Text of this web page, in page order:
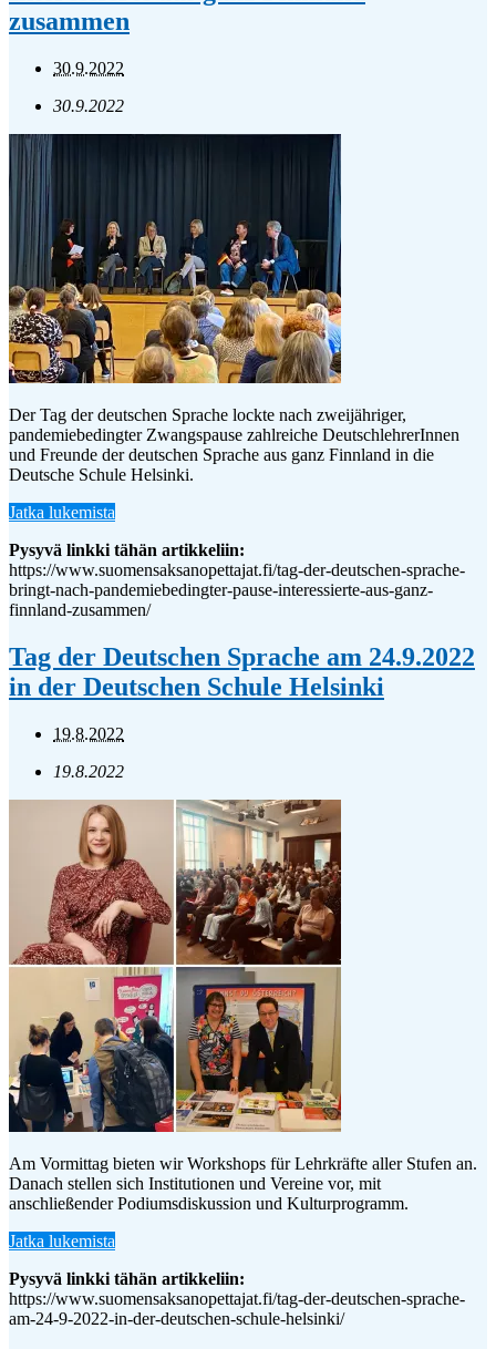
zusammen
30.9.2022
30.9.2022
Der Tag der deutschen Sprache lockte nach zweijähriger,
pandemiebedingter Zwangspause zahlreiche DeutschlehrerInnen
und Freunde der deutschen Sprache aus ganz Finnland in die
Deutsche Schule Helsinki.
Jatka lukemista
Pysyvä linkki tähän artikkeliin:
https://www.suomensaksanopettajat.fi/tag-der-deutschen-sprache-
bringt-nach-pandemiebedingter-pause-interessierte-aus-ganz-
finnland-zusammen/
Tag der Deutschen Sprache am 24.9.2022
in der Deutschen Schule Helsinki
19.8.2022
19.8.2022
Am Vormittag bieten wir Workshops für Lehrkräfte aller Stufen an.
Danach stellen sich Institutionen und Vereine vor, mit
anschließender Podiumsdiskussion und Kulturprogramm.
Jatka lukemista
Pysyvä linkki tähän artikkeliin:
https://www.suomensaksanopettajat.fi/tag-der-deutschen-sprache-
am-24-9-2022-in-der-deutschen-schule-helsinki/